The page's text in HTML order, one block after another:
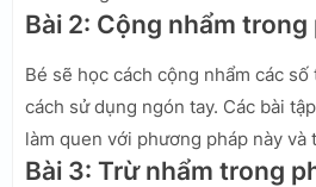
Bài 2: Cộng nhẩm trong
Bé sẽ học cách cộng nhẩm các
cách sử dụng ngón tay. Các bài
làm quen với phương pháp này và
Bài 3: Trừ nhẩm trong